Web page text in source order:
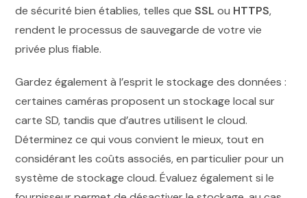
de sécurité bien établies, telles queSSL ou HTTPS,
rendent le processus de sauvegarde de votre vie
privée plus fiable.
Gardez également à l’esprit le stockage des données :
certaines caméras proposent un stockage local sur
carte SD, tandis que d’autres utilisent le cloud.
Déterminez ce qui vous convient le mieux, tout en
considérant les coûts associés, en particulier pour un
système de stockage cloud. Évaluez également si le